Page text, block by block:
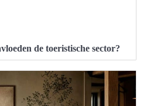
de toeristische sector?